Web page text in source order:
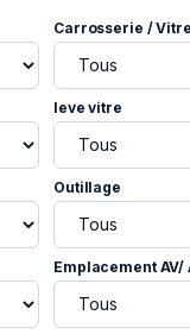
Carrosserie /
leve vitre
Outillage
Emplacement AV/